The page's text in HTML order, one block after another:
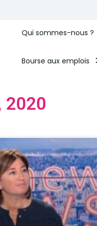
Qui sommes-nous ?
Bourse aux emplois
2020